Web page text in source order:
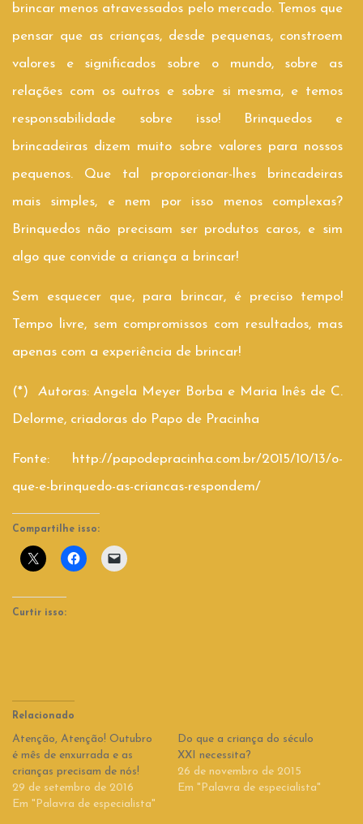
brincar menos atravessados pelo mercado. Temos que
pensar que as crianças, desde pequenas, constroem
valores e significados sobre o mundo, sobre as
relações com os outros e sobre si mesma, e temos
responsabilidade sobre isso! Brinquedos e
brincadeiras dizem muito sobre valores para nossos
pequenos. Que tal proporcionar-lhes brincadeiras
mais simples, e nem por isso menos complexas?
Brinquedos não precisam ser produtos caros, e sim
algo que convide a criança a brincar!
Sem esquecer que, para brincar, é preciso tempo!
Tempo livre, sem compromissos com resultados, mas
apenas com a experiência de brincar!
(*) Autoras: Angela Meyer Borba e Maria Inês de C.
Delorme, criadoras do Papo de Pracinha
Fonte: http://papodepracinha.com.br/2015/10/13/o-
que-e-brinquedo-as-criancas-respondem/
Compartilhe isso:
Curtir isso:
Relacionado
Atenção, Atenção! Outubro
é mês de enxurrada e as
crianças precisam de nós!
29 de setembro de 2016
Em "Palavra de especialista"
Do que a criança do século
XXI necessita?
26 de novembro de 2015
Em "Palavra de especialista"